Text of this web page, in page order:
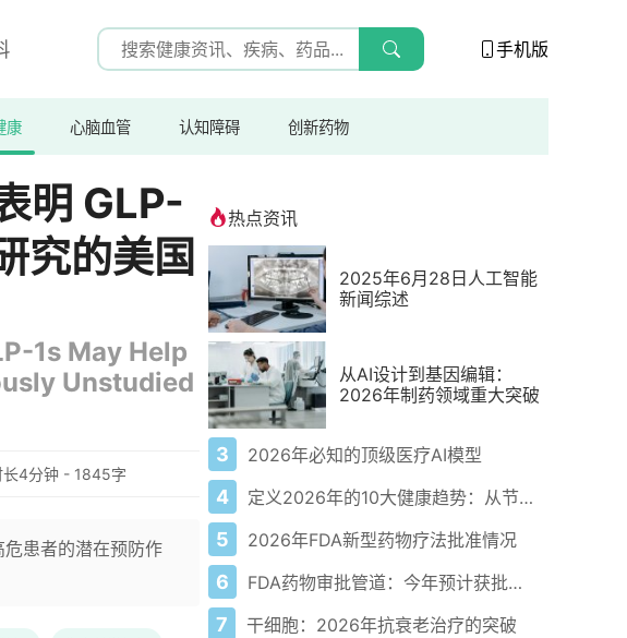
手机版
康 心脑血管 认知障碍 创新药物
明 GLP-
究的美国
1s May Help
4分钟 - 1845字
患者的潜在预防作
热点资讯
2025年6月28日人工智能
新闻综述
从AI设计到基因编辑：
2026年制药领域重大突破
3 2026年必知的顶级医疗AI模型
4 定义2026年的10大健康趋势：从节律健康到冷热交替疗法
5 2026年FDA新型药物疗法批准情况
6 FDA药物审批管道：今年预计获批的关键新疗法
7 干细胞：2026年抗衰老治疗的突破